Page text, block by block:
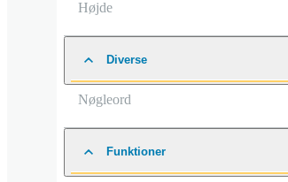
Højde
Diverse
Nøgleord
Funktioner